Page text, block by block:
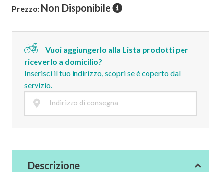
Prezzo: Non Disponibile
Vuoi aggiungerlo alla Lista prodotti per
riceverlo a domicilio?
Inserisci il tuo indirizzo, scopri se è coperto dal
servizio.
Descrizione